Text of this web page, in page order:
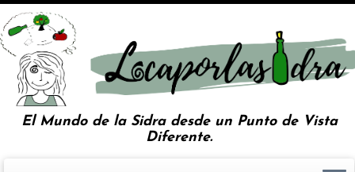
El Mundo de la Sidra desde un Punto de Vista
Diferente.